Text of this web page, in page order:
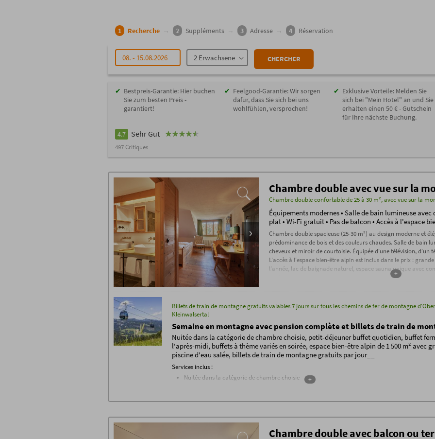
1 Recherche → 2 Suppléments → 3 Adresse → 4 Réservation
08. - 15.08.2026 2 Erwachsene CHERCHER
Bestpreis-Garantie: Hier buchen
Sie zum besten Preis -
garantiert!
Feelgood-Garantie: Wir sorgen
dafür, dass Sie sich bei uns
wohlfühlen, versprochen!
Exklusive Vorteile: Melden Sie
sich bei "Mein Hotel" an und Sie
erhalten einen 50 € - Gutschein
für Ihre nächste Buchung.
4.7 Sehr Gut
497 Critiques
Chambre double avec vue sur la
Chambre double confortable de 25 à 30 m², avec vue sur la
Équipements modernes • Salle de bain lumineuse avec
plat • Wi-Fi gratuit • Pas de balcon • Accès à l'espace
Chambre double spacieuse (25-30 m²) au design moderne et
prédominance de bois et des couleurs chaudes. Salle de bain
cheveux et miroir de courtoisie. Équipée d'une télévision, d'un
L'accès à l'espace bien-être alpin est inclus dans le prix :
l'année, lac de baignade naturel, espace sauna unique avec
+
Billets de train de montagne gratuits valables 7 jours sur tous les chemins de fer de montagne
Kleinwalsertal
Semaine en montagne avec pension complète et billets de train de
Nuitée dans la catégorie de chambre choisie, petit-déjeuner buffet quotidien, buffet
l'après-midi, buffets à thème variés en soirée, espace bien-être alpin de 1 500 m² avec
piscine d'eau salée, billets de train de montagne gratuits par jour__
Services inclus :
Nuitée dans la catégorie de chambre choisie
Wi-Fi gratuit dans tout l'hôtel
Accès à l'espace bien-être alpin de 1 500 m²* avec piscine extérieure d'eau salée chauffée,
+
Chambre double avec balcon ou